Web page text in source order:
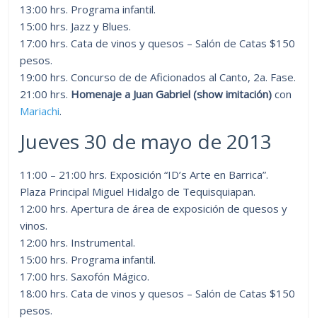
13:00 hrs. Programa infantil.
15:00 hrs. Jazz y Blues.
17:00 hrs. Cata de vinos y quesos – Salón de Catas $150
pesos.
19:00 hrs. Concurso de de Aficionados al Canto, 2a. Fase.
21:00 hrs. Homenaje a Juan Gabriel (show imitación) con
Mariachi.
Jueves 30 de mayo de 2013
11:00 – 21:00 hrs. Exposición “ID’s Arte en Barrica”.
Plaza Principal Miguel Hidalgo de Tequisquiapan.
12:00 hrs. Apertura de área de exposición de quesos y
vinos.
12:00 hrs. Instrumental.
15:00 hrs. Programa infantil.
17:00 hrs. Saxofón Mágico.
18:00 hrs. Cata de vinos y quesos – Salón de Catas $150
pesos.